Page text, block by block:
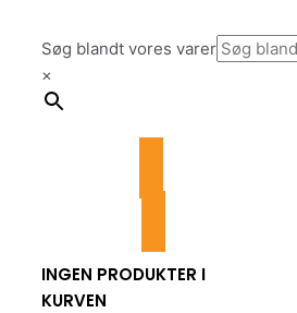
indholdet
Søg blandt vores varer
×
INGEN PRODUKTER I
KURVEN